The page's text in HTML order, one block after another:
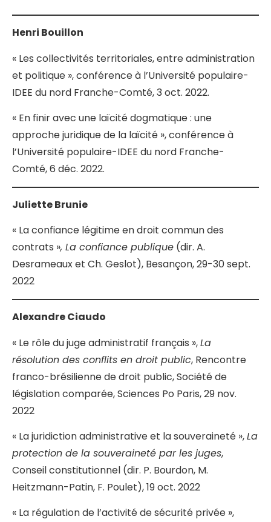
Henri Bouillon
« Les collectivités territoriales, entre administration
et politique », conférence à l’Université populaire-
IDEE du nord Franche-Comté, 3 oct. 2022.
« En finir avec une laïcité dogmatique : une
approche juridique de la laïcité », conférence à
l’Université populaire-IDEE du nord Franche-
Comté, 6 déc. 2022.
Juliette Brunie
« La confiance légitime en droit commun des
contrats », La confiance publique (dir. A.
Desrameaux et Ch. Geslot), Besançon, 29-30 sept.
2022
Alexandre Ciaudo
« Le rôle du juge administratif français »,La
résolution des conflits en droit public, Rencontre
franco-brésilienne de droit public, Société de
législation comparée, Sciences Po Paris, 29 nov.
2022
« La juridiction administrative et la souveraineté »,La
protection de la souveraineté par les juges,
Conseil constitutionnel (dir. P. Bourdon, M.
Heitzmann-Patin, F. Poulet), 19 oct. 2022
« La régulation de l’activité de sécurité privée »,